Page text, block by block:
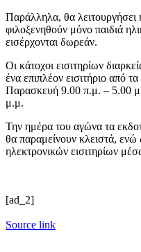
Παράλληλα, θα λειτουργήσει
φιλοξενηθούν μόνο παιδιά
εισέρχονται δωρεάν.
Οι κάτοχοι εισιτηρίων
ένα επιπλέον εισιτήριο από
Παρασκευή 9.00 π.μ. – 5.00
μ.μ.
Την ημέρα του αγώνα τα
θα παραμείνουν κλειστά, ενώ
ηλεκτρονικών εισιτηρίων
[ad_2]
Source link